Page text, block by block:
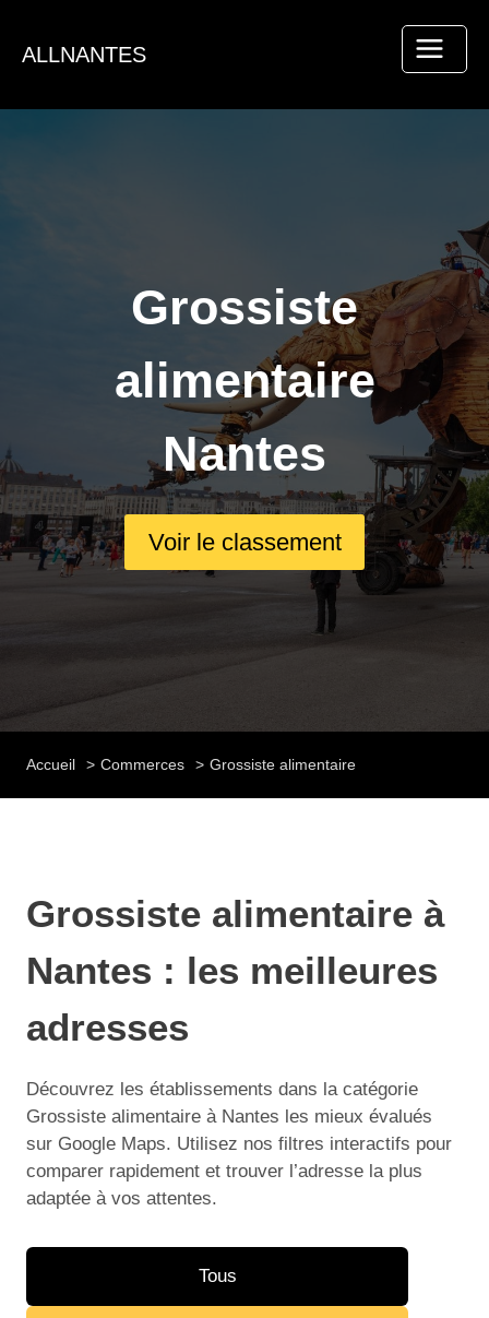
contenu
ALLNANTES
Grossiste
alimentaire
Nantes
Voir le classement
Accueil Commerces Grossiste alimentaire
Grossiste alimentaire à
Nantes : les meilleures
adresses
Découvrez les établissements dans la catégorie
Grossiste alimentaire à Nantes les mieux évalués
sur Google Maps. Utilisez nos filtres interactifs pour
comparer rapidement et trouver l’adresse la plus
adaptée à vos attentes.
Tous